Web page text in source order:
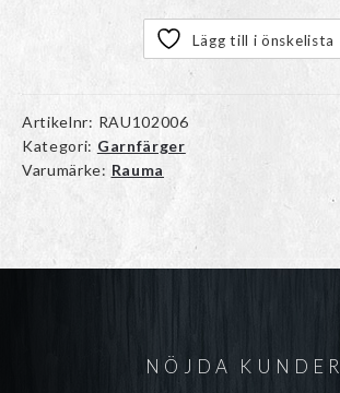
Lägg till i önskelista
Artikelnr: RAU102006
Kategori: Garnfärger
Varumärke: Rauma
NÖJDA KUNDER